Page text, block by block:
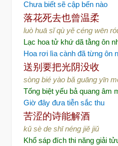
Chưa biết sẽ cập bến nào
落花死去也曾温柔
luò huā sǐ qù yě céng wēn
Lạc hoa tử khứ dã tằng ôn
Hoa rơi lìa cành đã từng ôn
送别要把光阴没收
sòng bié yào bǎ guāng yīn
Tống biệt yếu bả quang âm
Giờ đây đưa tiễn sắc thu
苦涩的诗能解酒
kǔ sè de shī néng jiě jiǔ
Khổ sáp đích thi năng giải